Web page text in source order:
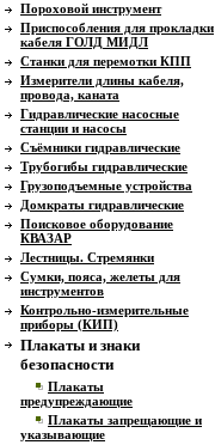
Пороховой инструмент
Приспособления для прокладки
кабеля ГОЛД МИДЛ
Станки для перемотки КПП
Измерители длины кабеля,
провода, каната
Гидравлические насосные
станции и насосы
Съёмники гидравлические
Трубогибы гидравлические
Грузоподъемные устройства
Домкраты гидравлические
Поисковое оборудование
КВАЗАР
Лестницы. Стремянки
Сумки, пояса, желеты для
инструментов
Контрольно-измерительные
приборы (КИП)
Плакаты и знаки
безопасности
Плакаты
предупреждающие
Плакаты запрещающие и
указывающие